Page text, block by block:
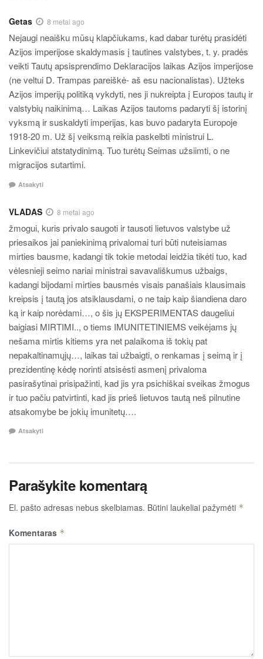
Getas 8 metai ago
Nejaugi neaišku mūsų klapčiukams, kad dabar turėtų prasidėti
Azijos imperijose skaldymasis į tautines valstybes, t. y. pradės
veikti Tautų apsisprendimo Deklaracijos laikas Azijos imperijose
(ne veltui D. Trampas pareiškė- aš esu nacionalistas). Užteks
Azijos imperijų politiką vykdyti, nes ji nukreipta į Europos tautų ir
valstybių naikinimą… Laikas Azijos tautoms padaryti šį istorinį
vyksmą ir suskaldyti imperijas, kas buvo padaryta Europoje
1918-20 m. Už šį veiksmą reikia paskelbti ministrui L.
Linkevičiui atstatydinimą. Tuo turėtų Seimas užsiimti, o ne
migracijos sutartimi.
Atsakyti
VLADAS 8 metai ago
žmogui, kuris privalo saugoti ir tausoti lietuvos valstybe už
priesaikos jai paniekinimą privalomai turi būti nuteisiamas
mirties bausme, kadangi tik tokie metodai leidžia tikėti tuo, kad
vėlesnieji seimo nariai ministrai savavališkumus užbaigs,
kadangi bijodami mirties bausmės visais panašiais klausimais
kreipsis į tautą jos atsiklausdami, o ne taip kaip šiandiena daro
ką ir kaip norėdami…, o šis jų EKSPERIMENTAS daugeliui
baigiasi MIRTIMI.., o tiems IMUNITETINIEMS veikėjams jų
nešama mirtis kitiems yra net palaikoma iš tokių pat
nepakaltinamųjų…, laikas tai užbaigti, o renkamas į seimą ir į
prezidentinę kėdę norinti atsisėsti asmenį privaloma
pasirašytinai prisipažinti, kad jis yra psichiškai sveikas žmogus
ir tuo pačiu patvirtinti, kad jis prieš lietuvos tautą neš pilnutine
atsakomybe be jokių imunitetų….
Atsakyti
Parašykite komentarą
El. pašto adresas nebus skelbiamas. Būtini laukeliai pažymėti *
Komentaras *